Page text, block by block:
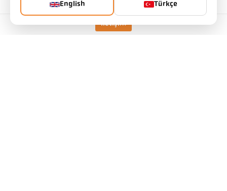
İletişim
PZ 15.03
ölçüm prensibi
spektral
English Türkçe